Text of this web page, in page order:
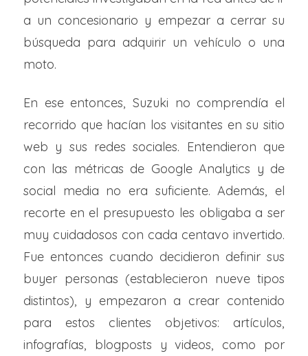
a un concesionario y empezar a cerrar su
búsqueda para adquirir un vehículo o una
moto.
En ese entonces, Suzuki no comprendía el
recorrido que hacían los visitantes en su sitio
web y sus redes sociales. Entendieron que
con las métricas de Google Analytics y de
social media no era suficiente. Además, el
recorte en el presupuesto les obligaba a ser
muy cuidadosos con cada centavo invertido.
Fue entonces cuando decidieron definir sus
buyer personas (establecieron nueve tipos
distintos), y empezaron a crear contenido
para estos clientes objetivos: artículos,
infografías, blogposts y videos, como por